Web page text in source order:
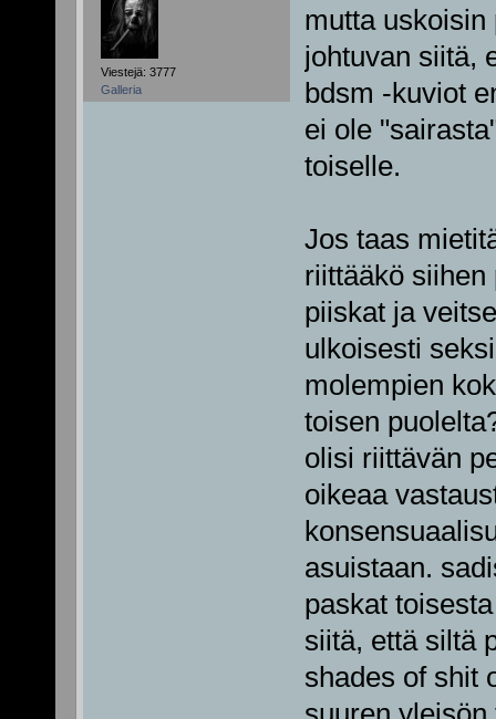
Viestejä: 3777
Galleria
mutta uskoisin
johtuvan siitä,
bdsm -kuviot
ei ole
toiselle.
Jos taas
riittääkö
piiskat ja
ulkoisesti
molempien
toisen
olisi riittävän
oikeaa
asuistaan.
paskat
siitä, että siltä
shades of shit